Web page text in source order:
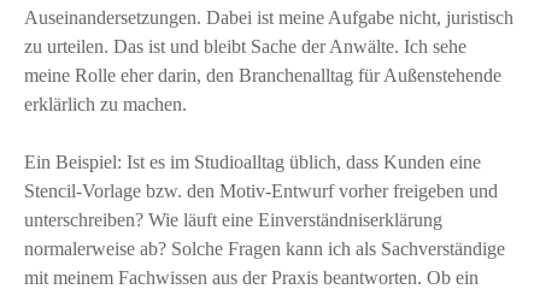
Auseinandersetzungen. Dabei ist meine Aufgabe nicht, juristisch
zu urteilen. Das ist und bleibt Sache der Anwälte. Ich sehe
meine Rolle eher darin, den Branchenalltag für Außenstehende
erklärlich zu machen.
Ein Beispiel: Ist es im Studioalltag üblich, dass Kunden eine
Stencil-Vorlage bzw. den Motiv-Entwurf vorher freigeben und
unterschreiben? Wie läuft eine Einverständniserklärung
normalerweise ab? Solche Fragen kann ich als Sachverständige
mit meinem Fachwissen aus der Praxis beantworten. Ob ein